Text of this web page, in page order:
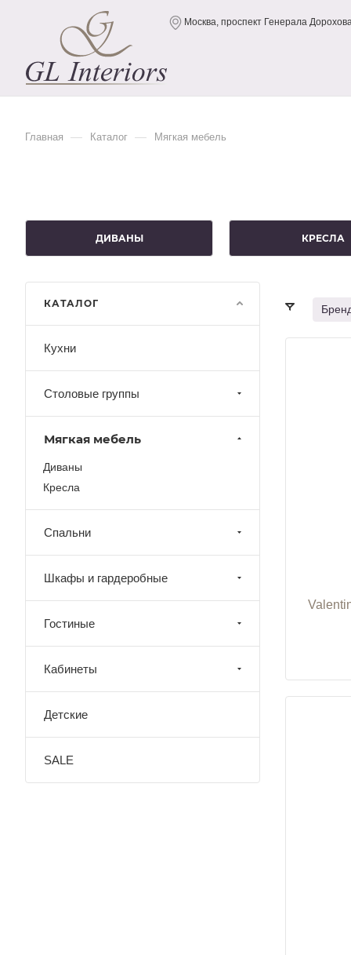
Москва, проспект Генерала
Главная — Каталог — Мягкая мебель
ДИВАНЫ КРЕСЛА
КАТАЛОГ
Кухни
Столовые группы
Мягкая мебель
Диваны
Кресла
Спальни
Шкафы и гардеробные
Гостиные
Кабинеты
Детские
SALE